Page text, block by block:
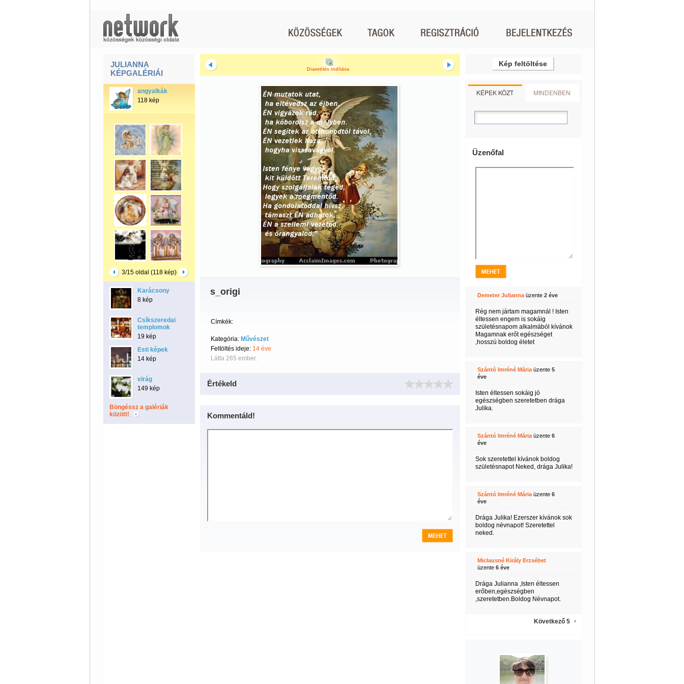
JULIANNA
KÉPGALÉRIÁI
angyalkák
118 kép
3/15 oldal (118 kép)
Karácsony
8 kép
Csíkszeredai
templomok
19 kép
Esti képek
14 kép
virág
149 kép
Böngéssz a galériák
között!
Diavetítés indítása
s_origi
Címkék:
Kategória: Művészet
Feltöltés ideje: 14 éve
Látta 265 ember.
Értékeld
Kommentáld!
Kép feltöltése
KÉPEK KÖZT MINDENBEN
Üzenőfal
Demeter Juliannaüzente 2 éve
Rég nem jártam magamnál ! Isten
éltessen engem is sokáig
születésnapom alkalmából kívánok
Magamnak erőt egészséget
,hosszú boldog életet
Szántó Imréné Máriaüzente 5
éve
Isten éltessen sokáig jó
egészségben szeretetben drága
Julika.
Szántó Imréné Máriaüzente 6
éve
Sok szeretettel kívánok boldog
születésnapot Neked, drága Julika!
Szántó Imréné Máriaüzente 6
éve
Drága Julika! Ezerszer kívánok sok
boldog névnapot! Szeretettel
neked.
Miclausné Király Erzsébet
üzente 6 éve
Drága Julianna ,Isten éltessen
erőben,egészségben
,szeretetben.Boldog Névnapot.
Következő 5